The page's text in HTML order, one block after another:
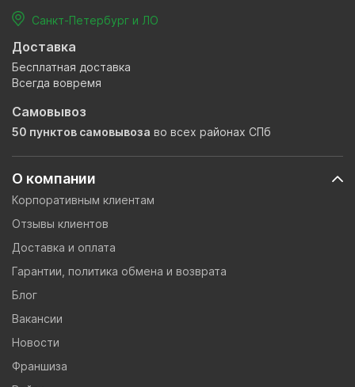
О компании
Корпоративным клиентам
Отзывы клиентов
Доставка и оплата
Гарантии, политика обмена и возврата
Блог
Вакансии
Новости
Франшиза
Санкт-Петербург и ЛО
Доставка
Бесплатная доставка
Всегда вовремя
Самовывоз
50 пунктов самовывоза во всех районах СПб